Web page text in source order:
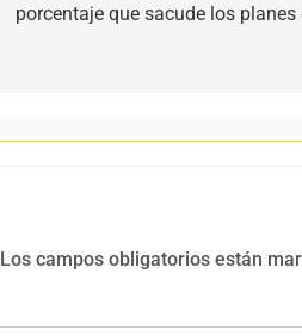
porcentaje que sacude los planes
Los campos obligatorios están